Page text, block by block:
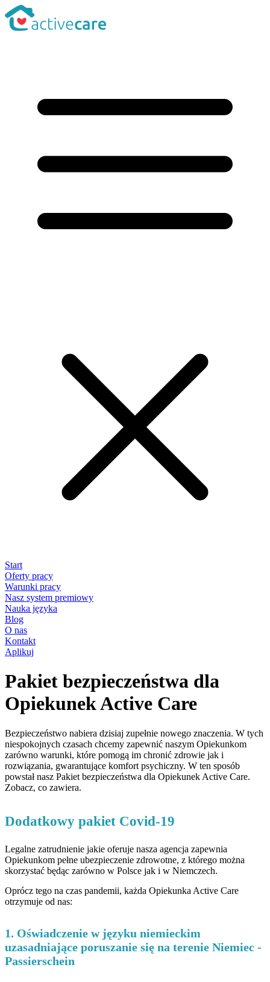
Start
Oferty pracy
Warunki pracy
Nasz system premiowy
Nauka języka
Blog
O nas
Kontakt
Aplikuj
Pakiet bezpieczeństwa dla
Opiekunek Active Care
Bezpieczeństwo nabiera dzisiaj zupełnie nowego znaczenia. W tych
niespokojnych czasach chcemy zapewnić naszym Opiekunkom
zarówno warunki, które pomogą im chronić zdrowie jak i
rozwiązania, gwarantujące komfort psychiczny. W ten sposób
powstał nasz Pakiet bezpieczeństwa dla Opiekunek Active Care.
Zobacz, co zawiera.
Dodatkowy pakiet Covid-19
Legalne zatrudnienie jakie oferuje nasza agencja zapewnia
Opiekunkom pełne ubezpieczenie zdrowotne, z którego można
skorzystać będąc zarówno w Polsce jak i w Niemczech.
Oprócz tego na czas pandemii, każda Opiekunka Active Care
otrzymuje od nas:
1. Oświadczenie w języku niemieckim
uzasadniające poruszanie się na terenie Niemiec -
Passierschein